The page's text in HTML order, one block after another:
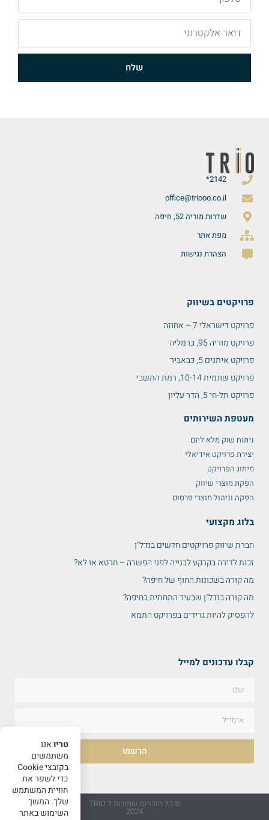
שלח
2142*
office@triooo.co.il
שדרות מוריה 52, חיפה
מפת אתר
הצהרת נגישות
פרויקטים בשיווק
פרויקט דישראלי 7 – אחוזה
פרויקט מוריה 95, כרמליה
פרויקט איתנים 5, כבאביר
פרויקט שונמית 10-14, רמת התשבי
פרויקט תל-חי 5, הדר עליון
מעטפת השירותים
ניתוח שוק מלא ליזם
יצירת פרויקט אידיאלי
מיתוג הפרויקט
הפקת מוצרי שיווק
הפקה וניהול מוצרי פרסום
בלוג מקצועי
חברת שיווק פרויקטים חדשים בנדל"ן
זכות לדירה בקרקע לבנייה לפני הפשרה – חרטא או לא?
מה קורה בשכונות החוף של חיפה?
מה קורה בנדל"ן שבעיר התחתית בחיפה?
להפסיק להיות גרידים בפרויקט התמא
קבלו עדכונים למייל
הרשמו
© כל הזכויות שמורות ל TRIO
2024
טריואנו
משתמשים
בקובצי Cookie
כדי לשפר את
חוויית המשתמש
שלך. המשך
השימוש באתר